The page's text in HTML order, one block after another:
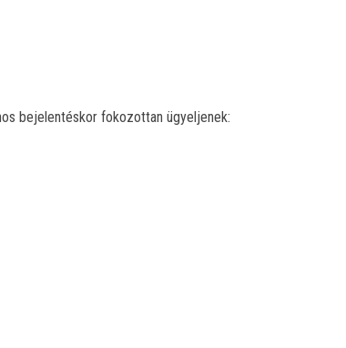
bejelentéskor fokozottan ügyeljenek: